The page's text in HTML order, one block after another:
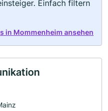
Einfach filtern
in Mommenheim ansehen